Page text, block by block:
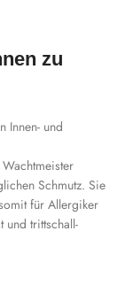
zu
Innen- und
Schmutz. Sie
für Allergiker
und trittschall-